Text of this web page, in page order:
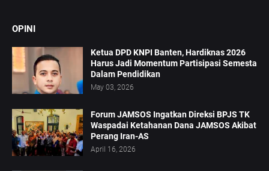
OPINI
Ketua DPD KNPI Banten, Hardiknas 2026
Harus Jadi Momentum Partisipasi Semesta
Dalam Pendidikan
May 03, 2026
Forum JAMSOS Ingatkan Direksi BPJS TK
Waspadai Ketahanan Dana JAMSOS Akibat
Perang Iran-AS
April 16, 2026